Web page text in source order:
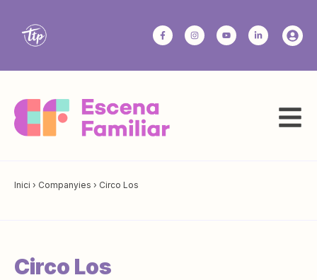
Inici › Companyies › Circo Los
Circo Los